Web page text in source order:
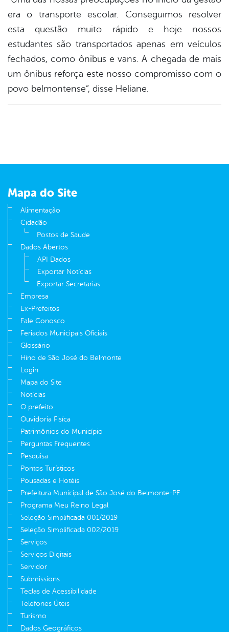
era o transporte escolar. Conseguimos resolver
esta questão muito rápido e hoje nossos
estudantes são transportados apenas em veículos
fechados, como ônibus e vans. A chegada de mais
um ônibus reforça este nosso compromisso com o
povo belmontense”, disse Heliane.
Mapa do Site
Alimentação
Cidadão
Postos de Saude
Dados Abertos
API Dados
Exportar Notícias
Exportar Secretarias
Empresa
Ex-Prefeitos
Fale Conosco
Feriados Municipais Oficiais
Glossário
Hino de São José do Belmonte
Login
Mapa do Site
Notícias
O prefeito
Ouvidoria Fisíca
Patrimônios do Município
Perguntas Frequentes
Pesquisa
Pontos Turísticos
Pousadas e Hotéis
Prefeitura Municipal de São José do Belmonte-PE
Programa Meu Reino Legal
Seleção Simplificada 001/2019
Seleção Simplificada 002/2019
Serviços
Serviços Digitais
Servidor
Submissions
Teclas de Acessibilidade
Telefones Úteis
Turismo
Dados Geográficos